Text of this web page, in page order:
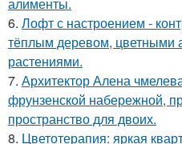
6. Лофт с настроением -
тёплым деревом, цветными
растениями.
7. Архитектор Алена
фрунзенской набережной,
пространство для двоих.
8. Цветотерапия: яркая